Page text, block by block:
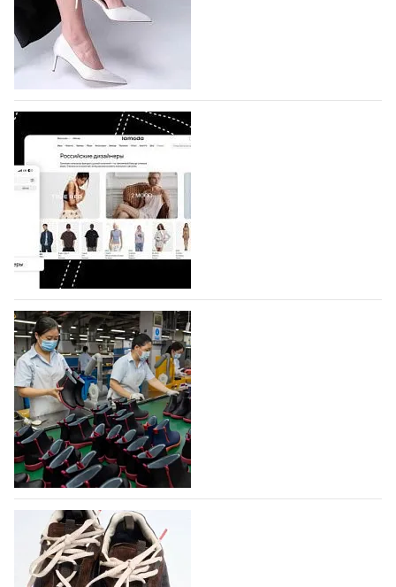
которая пройдет в российской столице с 26 сентября
по 1 октября, уже подано 1047 заявок. Примерно
половину из них (494) прислали дизайнеры,
коллекции которых не были представлены в…
07.08.2026 742
BALLINA представит свои новинки на Euro
Shoes
Компания BALLINA Guangzhou Lihuang Footwear
Co., Ltd., основанная в 2011 году и расположенная в
Гуанчжоу, столице моды Китая, является
профессиональной обувной компанией,
объединяющей разработку, производство и…
07.08.2026 607
На платформе Lamoda - новый раздел и
условия продвижения локальных
дизайнерских марок
Российский маркетплейс Lamoda решил обновить
раздел для продажи продукции локальных
дизайнерских марок одежды, обуви и аксессуаров.
Бренды также получат маркетинговую…
06.08.2026 789
Объем мирового производства обуви в
2025 году практически не увеличился